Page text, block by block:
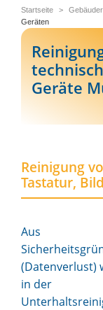
Startseite >
Geräten
Geräte
Reinigung
Tastatur,
Aus
(Datenverlust)
in der